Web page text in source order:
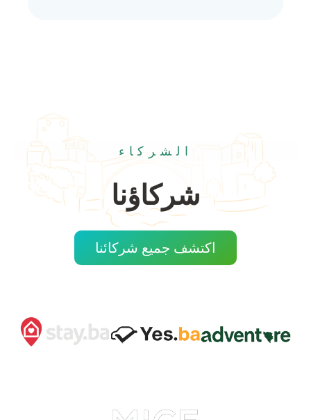
الشركاء
شركاؤنا
اكتشف جميع شركائنا